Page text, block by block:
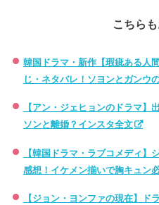
こちら
韓国ドラマ・新作【瑕疵ある人
じ・ネタバレ！ソヨンとガンウ
【アン・ジェヒョンのドラマ】
ソンと離婚？インスタ全文
【韓国ドラマ・ラブコメディ】
感想！イケメン揃いで胸キュン
【ジョン・ヨンファの現在】ド